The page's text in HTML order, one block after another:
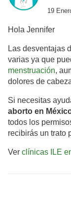
19
Hola Jennifer
Las desventajas
varias ya que
menstruación,
dolores de
Si necesitas
aborto en
todos los
recibirás un trato
Ver clínicas ILE